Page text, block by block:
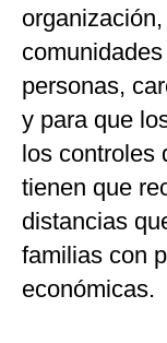
personas,
y para que
los controles
tienen que
distancias
familias con
económicas.